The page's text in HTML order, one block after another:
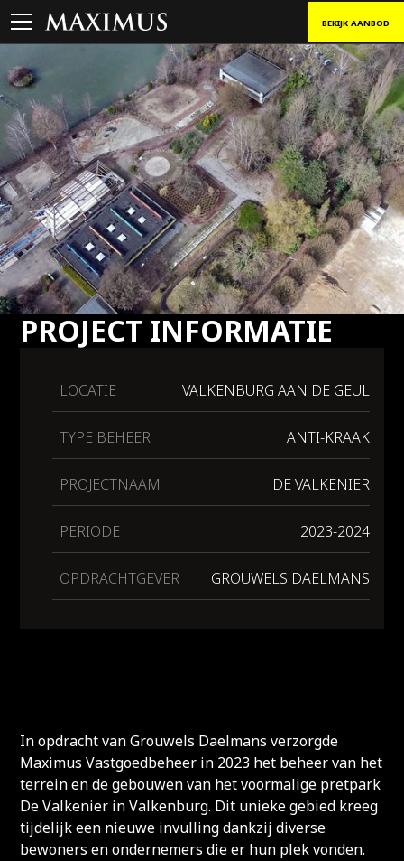
BEKIJK AANBOD
PROJECT INFORMATIE
LOCATIE VALKENBURG AAN DE GEUL
TYPE BEHEER ANTI-KRAAK
PROJECTNAAM DE VALKENIER
PERIODE 2023-2024
OPDRACHTGEVER GROUWELS DAELMANS
In opdracht van Grouwels Daelmans verzorgde
Maximus Vastgoedbeheer in 2023 het beheer van het
terrein en de gebouwen van het voormalige pretpark
De Valkenier in Valkenburg. Dit unieke gebied kreeg
tijdelijk een nieuwe invulling dankzij diverse
bewoners en ondernemers die er hun plek vonden.